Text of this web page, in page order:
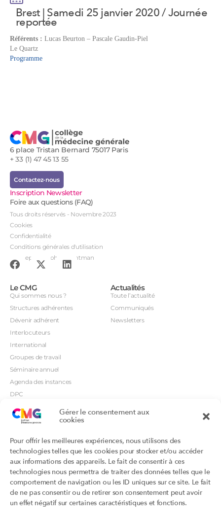
Gérer le consentement aux
cookies
Pour offrir les meilleures expériences, nous utilisons des
technologies telles que les cookies pour stocker et/ou accéder
aux informations des appareils. Le fait de consentir à ces
technologies nous permettra de traiter des données telles que le
comportement de navigation ou les ID uniques sur ce site. Le fait
de ne pas consentir ou de retirer son consentement peut avoir
un effet négatif sur certaines caractéristiques et fonctions.
Brest | Samedi 25 janvier 2020 / Journée
reportée
Référents : Lucas Beurton – Pascale Gaudin-Piel
Le Quartz
Programme
6 place Tristan Bernard 75017 Paris
+ 33 (1) 47 45 13 55
Contactez-nous
Inscription Newsletter
Foire aux questions (FAQ)
Tous droits réservés - Novembre 2023
Cookies
Confidentialité
Conditions générales d'utilisation
Conception : John Brightman
Le CMG
Qui sommes nous ?
Structures adhérentes
Dévenir adhérent
Interlocuteurs
International
Groupes de travail
Séminaire annuel
Agenda des instances
DPC
CSI
Orientations prioritaires
Actualités
Toute l’actualité
Communiqués
Newsletters
Productions
Productions du Collège
Productions des structures
adhérentes
Labellisation
Addictions et médecine générale
Et si c’était une maladie rare ?
Portails
Annuaire DU/DIU
Archimede.fr
Ebmfrance.net
Toutes les recos
Certificats-absurdes.fr
la contraception dite masculine